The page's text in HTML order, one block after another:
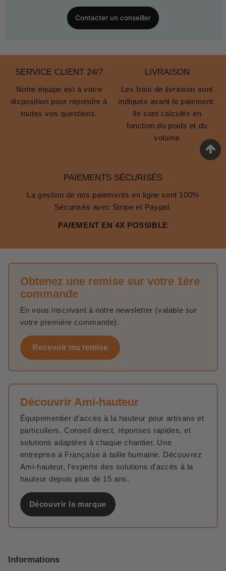
Contacter un conseiller
SERVICE CLIENT 24/7
Notre équipe est à votre
disposition pour répondre à
toutes vos questions.
LIVRAISON
Les frais de livraison sont
indiqués avant le paiement.
Ils sont calculés en
fonction du poids et du
volume
PAIEMENTS SÉCURISÉS
La gestion de nos paiements en ligne sont 100%
Sécurisés avec Stripe et Paypal.
PAIEMENT EN 4X POSSIBLE
Obtenez une remise sur votre 1ère
commande
En vous inscrivant à notre newsletter (valable sur
votre première commande).
Recevoir ma remise
Découvrir Ami-hauteur
Équipementier d'accès à la hauteur pour artisans et
particuliers. Conseil direct, réponses rapides, et
solutions adaptées à chaque chantier. Une
entreprise à Française à taille humaine. Découvrez
Ami-hauteur, l'experts des solutions d'accès à la
hauteur depuis plus de 15 ans.
Découvrir la marque
Informations